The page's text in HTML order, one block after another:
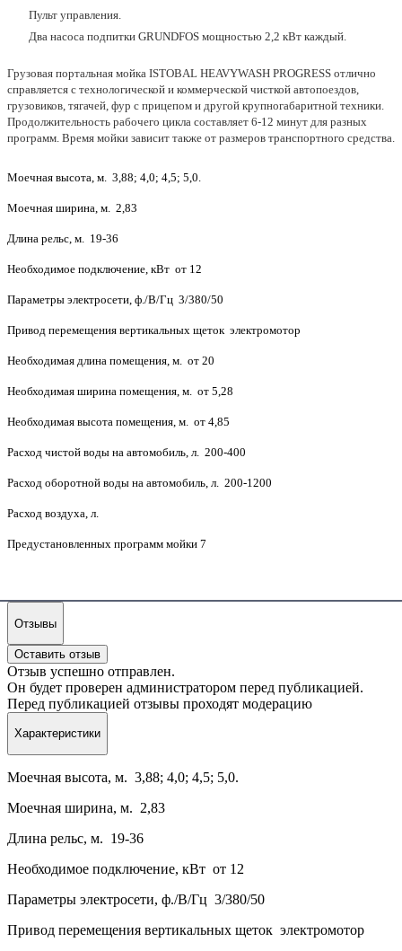
Пульт управления.
Два насоса подпитки GRUNDFOS мощностью 2,2 кВт каждый.
Грузовая портальная мойка ISTOBAL HEAVYWASH PROGRESS отлично
справляется с технологической и коммерческой чисткой автопоездов,
грузовиков, тягачей, фур с прицепом и другой крупногабаритной техники.
Продолжительность рабочего цикла составляет 6-12 минут для разных
программ. Время мойки зависит также от размеров транспортного средства.
Моечная высота, м. 3,88; 4,0; 4,5; 5,0.
Моечная ширина, м. 2,83
Длина рельс, м. 19-36
Необходимое подключение, кВт от 12
Параметры электросети, ф./В/Гц 3/380/50
Привод перемещения вертикальных щеток электромотор
Необходимая длина помещения, м. от 20
Необходимая ширина помещения, м. от 5,28
Необходимая высота помещения, м. от 4,85
Расход чистой воды на автомобиль, л. 200-400
Расход оборотной воды на автомобиль, л. 200-1200
Расход воздуха, л.
Предустановленных программ мойки 7
Отзывы
Оставить отзыв
Отзыв успешно отправлен.
Он будет проверен администратором перед публикацией.
Перед публикацией отзывы проходят модерацию
Характеристики
Моечная высота, м. 3,88; 4,0; 4,5; 5,0.
Моечная ширина, м. 2,83
Длина рельс, м. 19-36
Необходимое подключение, кВт от 12
Параметры электросети, ф./В/Гц 3/380/50
Привод перемещения вертикальных щеток электромотор